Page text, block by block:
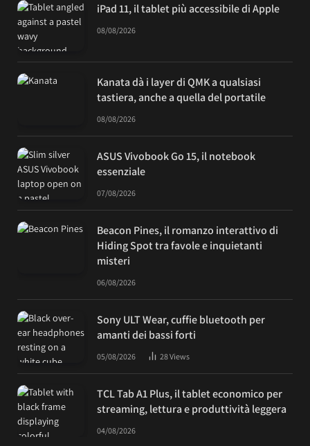
iPad 11, il tablet più accessibile di Apple
08/08/2026
Kanata dà i layer di QMK a qualsiasi
tastiera, anche a quella del portatile
08/08/2026
ASUS Vivobook Go 15, il notebook
essenziale
07/08/2026
Beacon Pines, il romanzo interattivo di
Hiding Spot tra favole e inquietanti
misteri
06/08/2026
Sony ULT Wear, cuffie bluetooth per
amanti dei bassi forti
05/08/2026 28Views
TCL Tab A1 Plus, il tablet economico per
streaming, lettura e produttività leggera
04/08/2026